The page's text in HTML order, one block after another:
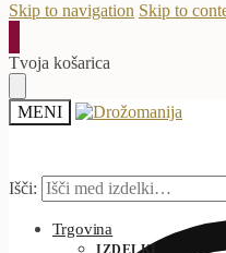
Skip to navigation Skip to
Tvoja košarica
MENI
Išči:
Trgovina
IZDELKI